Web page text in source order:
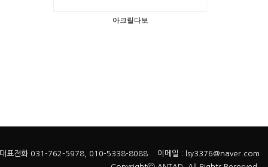
아크릴다보
표전화 031-762-5978, 010-5338-8088 이메일 : lsy3376@naver.com